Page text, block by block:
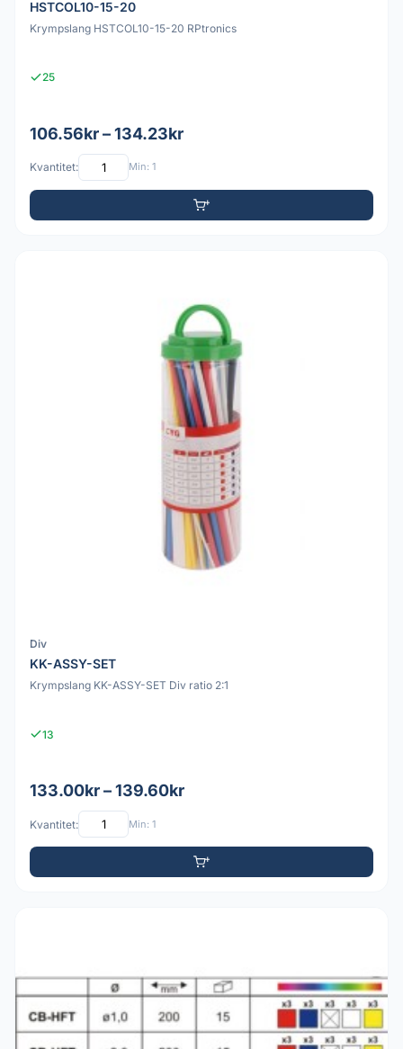
HSTCOL10-15-20
Krympslang HSTCOL10-15-20 RPtronics
25
106.56kr – 134.23kr
Kvantitet: Min: 1
Div
KK-ASSY-SET
Krympslang KK-ASSY-SET Div ratio 2:1
13
133.00kr – 139.60kr
Kvantitet: Min: 1